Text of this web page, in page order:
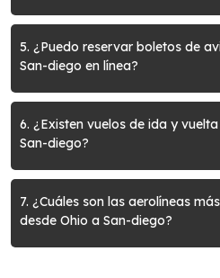
5. ¿Puedo reservar boletos de avión baratos desde Ohio a
San-diego en línea?
6. ¿Existen vuelos de ida y
San-diego?
7. ¿Cuáles son las aerolíneas
desde Ohio a San-diego?